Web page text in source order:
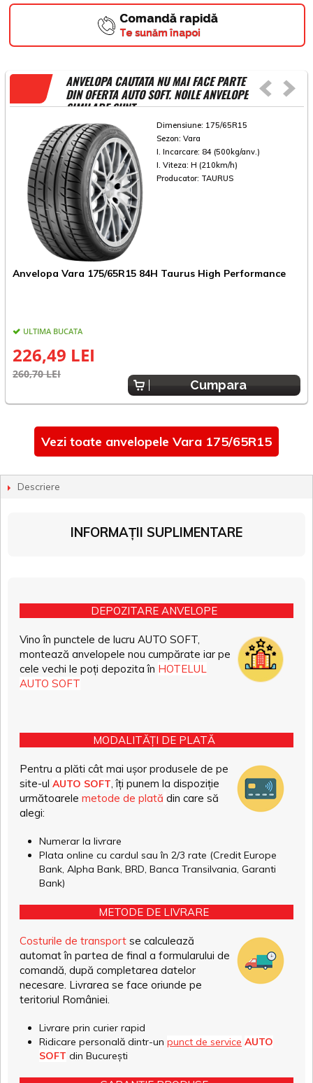
Comandă rapidă
Te sunăm înapoi
ANVELOPA CAUTATA NU MAI FACE PARTE
DIN OFERTA AUTO SOFT. NOILE ANVELOPE
SIMILARE SUNT
Dimensiune: 175/65R15
Sezon: Vara
I. Incarcare: 84 (500kg/anv.)
I. Viteza: H (210km/h)
Producator: TAURUS
Anvelopa Vara 175/65R15 84H Taurus High Performance
ULTIMA BUCATA
226,49 LEI
260,70 LEI
Cumpara
Vezi toate anvelopele Vara 175/65R15
Descriere
INFORMAȚII SUPLIMENTARE
DEPOZITARE ANVELOPE
Vino în punctele de lucru AUTO SOFT,
montează anvelopele nou cumpărate iar pe
cele vechi le poți depozita în HOTELUL
AUTO SOFT
MODALITĂȚI DE PLATĂ
Pentru a plăti cât mai ușor produsele de pe
site-ul AUTO SOFT, îți punem la dispoziție
următoarele metode de plată din care să
alegi:
Numerar la livrare
Plata online cu cardul sau în 2/3 rate (Credit Europe
Bank, Alpha Bank, BRD, Banca Transilvania, Garanti
Bank)
METODE DE LIVRARE
Costurile de transport se calculează
automat în partea de final a formularului de
comandă, după completarea datelor
necesare. Livrarea se face oriunde pe
teritoriul României.
Livrare prin curier rapid
Ridicare personală dintr-un punct de service AUTO
SOFT din București